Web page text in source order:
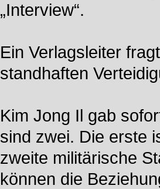
„Interview“.
Ein Verlagsleiter
standhaften
Kim Jong Il gab
sind zwei. Die erste
zweite militärische
können die